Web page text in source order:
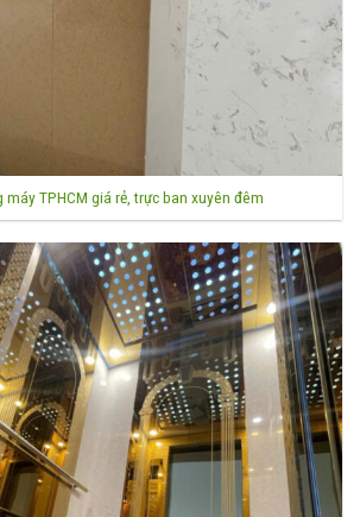
TPHCM giá rẻ, trực ban xuyên đêm